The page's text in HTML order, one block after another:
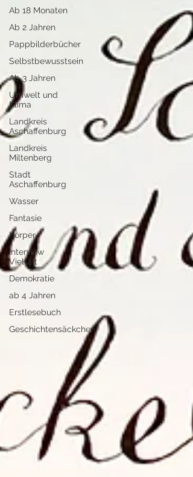
Ab 18 Monaten
Ab 2 Jahren
Pappbilderbücher
Selbstbewusstsein
Ab 3 Jahren
Umwelt und
Klima
Landkreis
Aschaffenburg
Landkreis
Miltenberg
Stadt
Aschaffenburg
Wasser
Fantasie
Körper
Interview
Vielfalt
Demokratie
ab 4 Jahren
Erstlesebuch
Geschichtensäckchen